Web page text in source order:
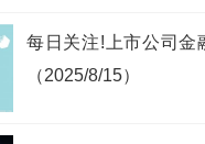
每日关注!上市公司金
（2025/8/15）